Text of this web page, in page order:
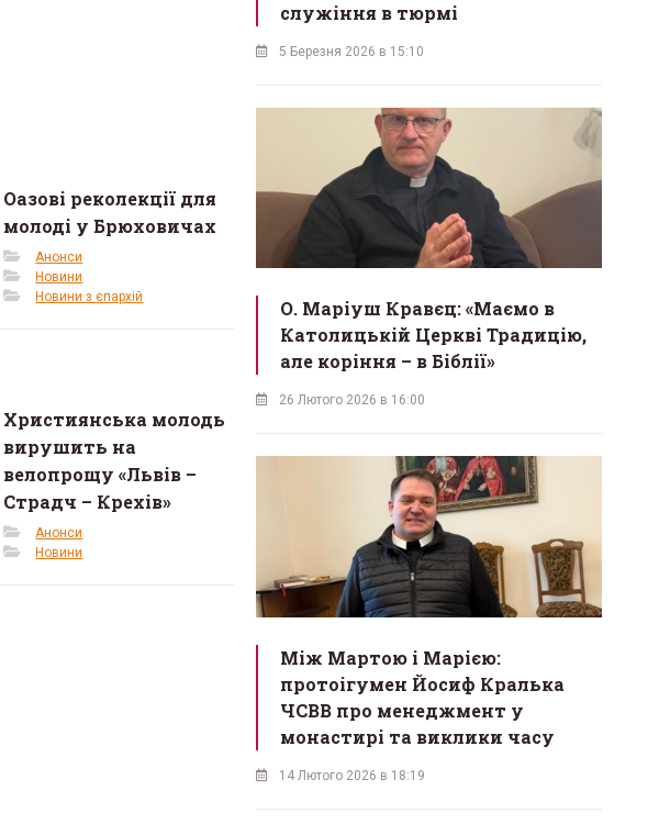
Оазові реколекції для
молоді у Брюховичах
Анонси
Новини
Новини з єпархій
Християнська молодь
вирушить на
велопрощу «Львів –
Страдч – Крехів»
Анонси
Новини
служіння в тюрмі
5 Березня 2026 в 15:10
О. Маріуш Кравєц: «Маємо в
Католицькій Церкві Традицію,
але коріння – в Біблії»
26 Лютого 2026 в 16:00
Між Мартою і Марією:
протоігумен Йосиф Кралька
ЧСВВ про менеджмент у
монастирі та виклики часу
14 Лютого 2026 в 18:19